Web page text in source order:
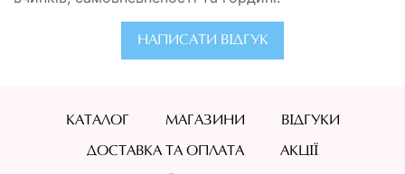
НАПИСАТИ ВІДГУК
КАТАЛОГ МАГАЗИНИ ВІДГУКИ
ДОСТАВКА ТА ОПЛАТА АКЦІЇ